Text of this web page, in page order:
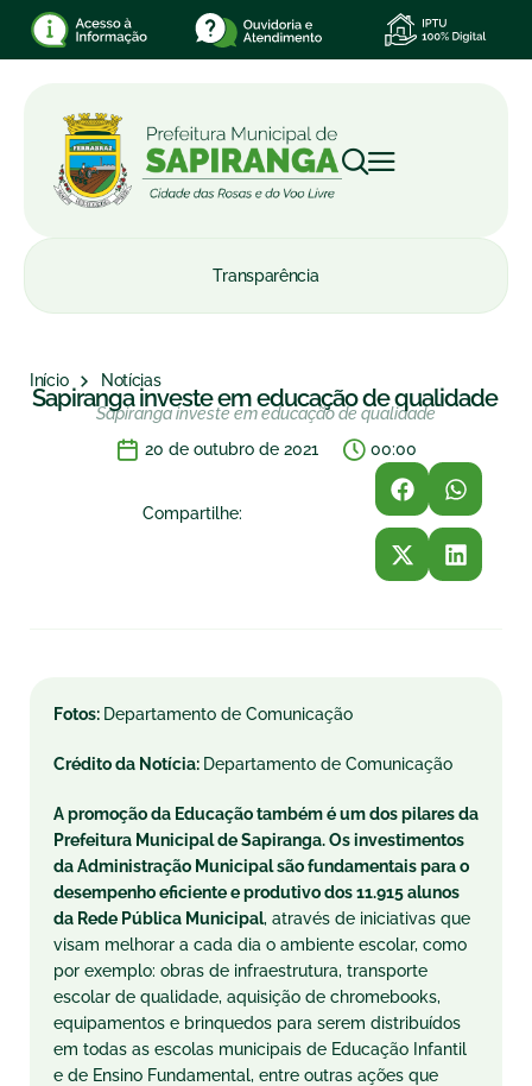
Transparência
Início Notícias
Sapiranga investe em educação de qualidade
Sapiranga investe em educação de qualidade
20 de outubro de 2021
00:00
Compartilhe:
Fotos: Departamento de Comunicação
Crédito da Notícia: Departamento de Comunicação
A promoção da Educação também é um dos pilares da
Prefeitura Municipal de Sapiranga. Os investimentos
da Administração Municipal são fundamentais para o
desempenho eficiente e produtivo dos 11.915 alunos
da Rede Pública Municipal, através de iniciativas que
visam melhorar a cada dia o ambiente escolar, como
por exemplo: obras de infraestrutura, transporte
escolar de qualidade, aquisição de chromebooks,
equipamentos e brinquedos para serem distribuídos
em todas as escolas municipais de Educação Infantil
e de Ensino Fundamental, entre outras ações que